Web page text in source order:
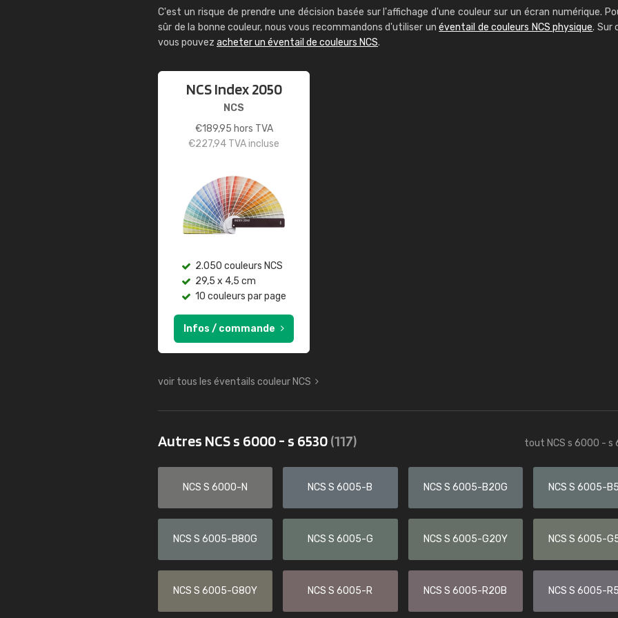
C'est un risque de prendre une décision basée sur l'affichage d'une couleur sur un écran numérique.
sûr de la bonne couleur, nous vous recommandons d'utiliser unéventail de couleurs NCS physique. Sur
vous pouvez acheter un éventail de couleurs NCS.
NCS Index 2050
NCS
€189,95 hors TVA
€227,94 TVA incluse
2.050 couleurs NCS
29,5 x 4,5 cm
10 couleurs par page
Infos / commande
voir tous les éventails couleur NCS
Autres NCS s 6000 - s 6530(117) tout NCS s 6000 - s
NCS S 6000-N NCS S 6005-B NCS S 6005-B20G NCS S 6005-
NCS S 6005-B80G NCS S 6005-G NCS S 6005-G20Y NCS S 6005-
NCS S 6005-G80Y NCS S 6005-R NCS S 6005-R20B NCS S 6005-